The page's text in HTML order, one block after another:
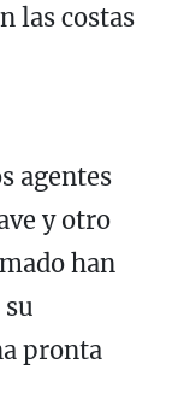
las costas
agentes
y otro
han
pronta